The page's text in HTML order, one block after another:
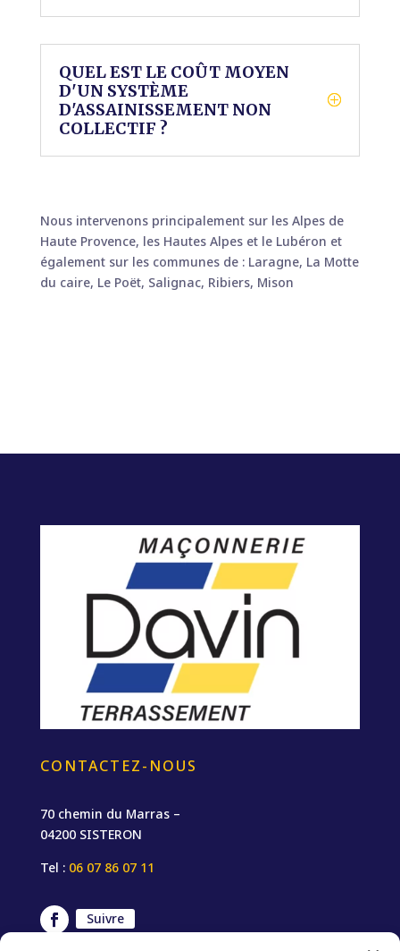
QUEL EST LE COÛT MOYEN
D'UN SYSTÈME
D'ASSAINISSEMENT NON
COLLECTIF ?
Nous intervenons principalement sur les Alpes de
Haute Provence, les Hautes Alpes et le Lubéron et
également sur les communes de : Laragne, La Motte
du caire, Le Poët, Salignac, Ribiers, Mison
CONTACTEZ-NOUS
70 chemin du Marras –
04200 SISTERON
Tel : 06 07 86 07 11
Suivre